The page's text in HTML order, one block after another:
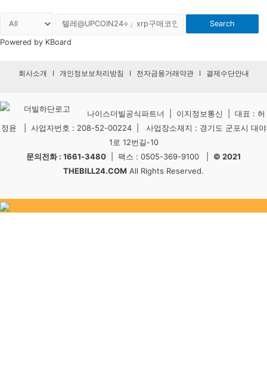
Search
Powered by KBoard
회사소개 I 개인정보보처리방침 I 전자금융거래약관I 결제수단안내
나이스더빌공식파트너 | 이지정보통신 | 대표 : 허
정윤 | 사업자번호 : 208-52-00224 | 사업장소재지 : 경기도 군포시 대야
1로 12번길-10
문의전화 : 1661-3480 | 팩스 : 0505-369-9100 | © 2021
THEBILL24.COM All Rights Reserved.